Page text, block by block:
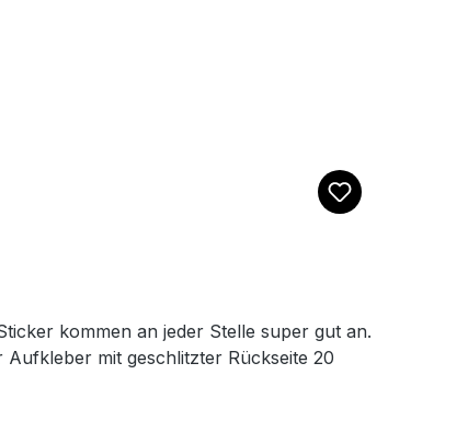
kommen an jeder Stelle super gut an.
mit geschlitzter Rückseite 20